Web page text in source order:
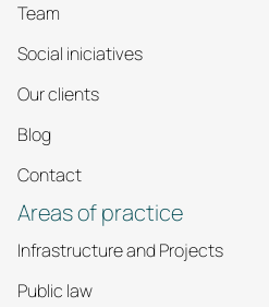
Team
Social iniciatives
Our clients
Blog
Contact
Areas of practice
Infrastructure and Projects
Public law